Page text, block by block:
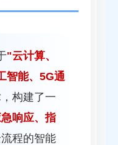
"云计算、
智能、5G通
构建了一
响应、指
程的智能